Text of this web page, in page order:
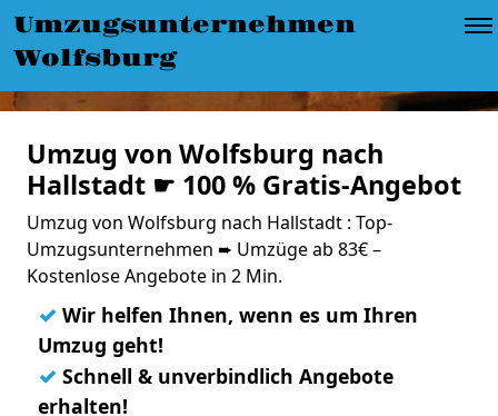
Umzugsunternehmen
Wolfsburg
Umzug von Wolfsburg nach
Hallstadt ☛ 100 % Gratis-Angebot
Umzug von Wolfsburg nach Hallstadt : Top-
Umzugsunternehmen ➨ Umzüge ab 83€ –
Kostenlose Angebote in 2 Min.
✓ Wir helfen Ihnen, wenn es um Ihren
Umzug geht!
✓ Schnell & unverbindlich Angebote
erhalten!